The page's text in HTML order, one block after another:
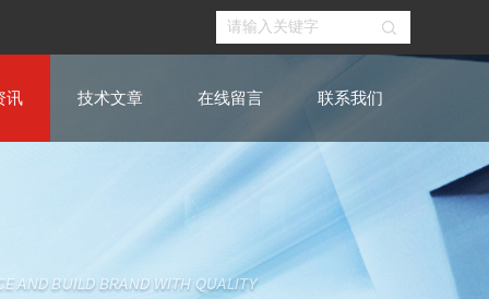
讯 技术文章 在线留言 联系我们